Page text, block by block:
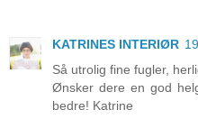
KATRINES INTERIØR
Så utrolig fine fugler,
Ønsker dere en god
bedre! Katrine